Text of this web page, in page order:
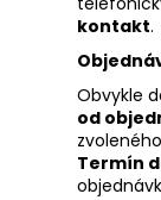
kontakt.
Obvykle
od
Termín